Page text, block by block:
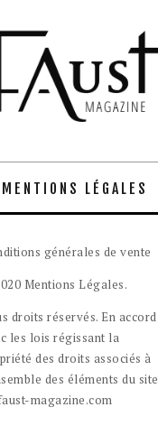
MENTIONS LÉGALES
générales de vente
Mentions Légales.
droits réservés. En accord
les lois régissant la
des droits associés à
des éléments du site
magazine.com